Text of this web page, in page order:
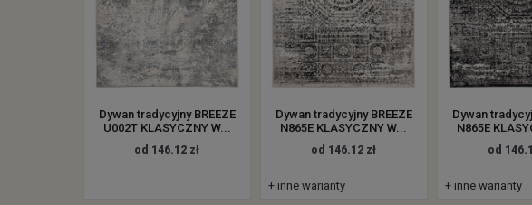
Dywan tradycyjny BREEZE
U002T KLASYCZNY W...
od 146.12 zł
Dywan tradycyjny BREEZE
N865E KLASYCZNY W...
od 146.12 zł
+ inne warianty
Dywan
N865E
od
+ inne warianty